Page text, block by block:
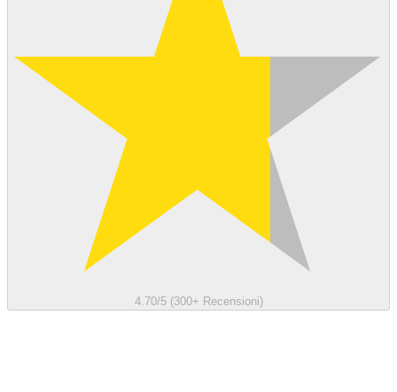
4.70/5 (300+ Recensioni)